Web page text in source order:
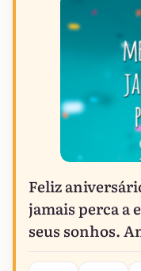
Feliz
jamais perca a
seus sonhos.